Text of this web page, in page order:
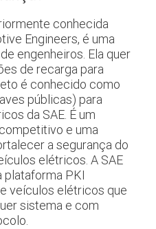
conhecida
Engineers, é uma
engenheiros. Ela quer
de recarga para
é conhecido como
públicas) para
da SAE. É um
e uma
a segurança do
elétricos. A SAE
plataforma PKI
veículos elétricos que
sistema e com